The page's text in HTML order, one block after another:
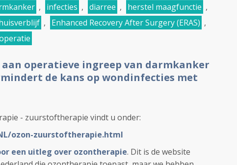
, infecties , diarree , herstel maagfunctie ,
, Enhanced Recovery After Surgery (ERAS) ,
operatieve ingreep van darmkanker
de kans op wondinfecties met
- zuurstoftherapie vindt u onder:
ozon-zuurstoftherapie.html
een uitleg over ozontherapie. Dit is de website